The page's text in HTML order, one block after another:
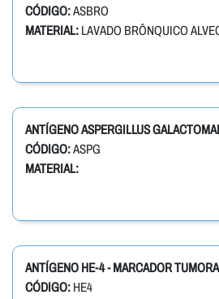
CÓDIGO:ASBRO
MATERIAL: LAVADO BRÔNQUICO
ANTÍGENO ASPERGILLUS
CÓDIGO:ASPG
MATERIAL:
ANTÍGENO HE-4 - MARCADOR
CÓDIGO: HE4